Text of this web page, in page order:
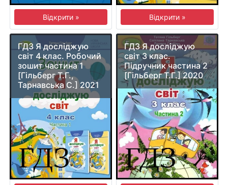
Відкрити » Відкрити »
ГДЗ Я досліджую
світ 4 клас. Робочий
зошит частина 1
[Гільберг Т.Г.,
Тарнавська С.] 2021
ГДЗ Я досліджую
світ 3 клас.
Підручник частина 2
[Гільберг Т.Г.] 2020